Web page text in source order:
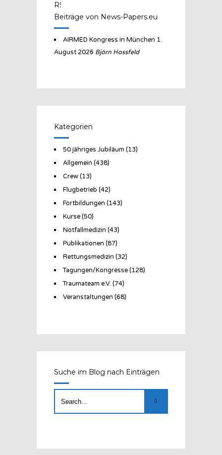
Beiträge von News-Papers.eu
AIRMED Kongress in München 1.
August 2026 Björn Hossfeld
Kategorien
50 jähriges Jubiläum (13)
Allgemein (438)
Crew(13)
Flugbetrieb (42)
Fortbildungen (143)
Kurse(50)
Notfallmedizin (43)
Publikationen (87)
Rettungsmedizin (32)
Tagungen/Kongresse(128)
Traumateam e.V. (74)
Veranstaltungen (68)
Suche im Blog nach Einträgen